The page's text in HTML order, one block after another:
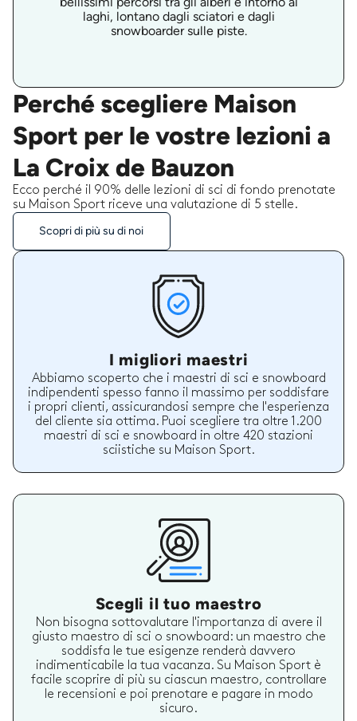
laghi, lontano dagli sciatori e dagli
snowboarder sulle piste.
Perché scegliere Maison
Sport per le vostre lezioni a
La Croix de Bauzon
Ecco perché il 90% delle lezioni di sci di fondo prenotate
su Maison Sport riceve una valutazione di 5 stelle.
Scopri di più su di noi
I migliori maestri
Abbiamo scoperto che i maestri di sci e snowboard
indipendenti spesso fanno il massimo per soddisfare
i propri clienti, assicurandosi sempre che l'esperienza
del cliente sia ottima. Puoi scegliere tra oltre 1.200
maestri di sci e snowboard in oltre 420 stazioni
sciistiche su Maison Sport.
Scegli il tuo maestro
Non bisogna sottovalutare l'importanza di avere il
giusto maestro di sci o snowboard: un maestro che
soddisfa le tue esigenze renderà davvero
indimenticabile la tua vacanza. Su Maison Sport è
facile scoprire di più su ciascun maestro, controllare
le recensioni e poi prenotare e pagare in modo
sicuro.